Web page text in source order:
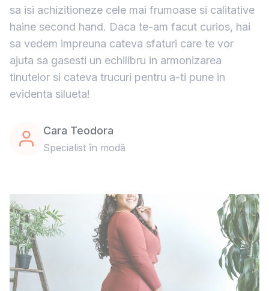
sa isi achizitioneze cele mai frumoase si calitative
haine second hand. Daca te-am facut curios, hai
sa vedem impreuna cateva sfaturi care te vor
ajuta sa gasesti un echilibru in armonizarea
tinutelor si cateva trucuri pentru a-ti pune in
evidenta silueta!
Cara Teodora
Specialist în modă